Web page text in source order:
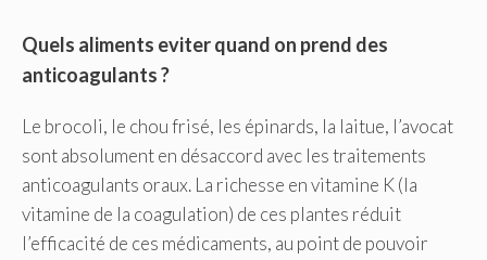
Quels aliments eviter quand on prend des
anticoagulants ?
Le brocoli, le chou frisé, les épinards, la laitue, l’avocat
sont absolument en désaccord avec les traitements
anticoagulants oraux. La richesse en vitamine K (la
vitamine de la coagulation) de ces plantes réduit
l’efficacité de ces médicaments, au point de pouvoir